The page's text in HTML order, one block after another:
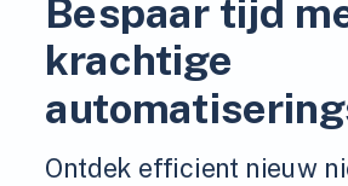
Bespaar tijd
krachtige
Ontdek efficient nieuw